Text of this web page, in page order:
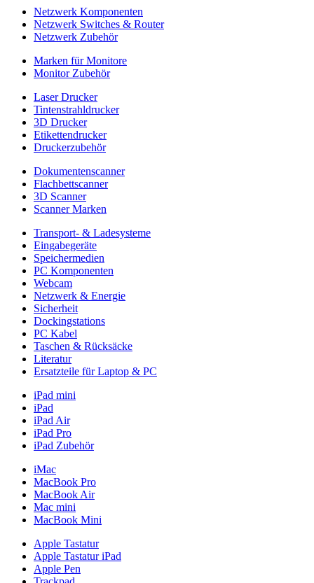
Netzwerk Komponenten
Netzwerk Switches & Router
Netzwerk Zubehör
Marken für Monitore
Monitor Zubehör
Laser Drucker
Tintenstrahldrucker
3D Drucker
Etikettendrucker
Druckerzubehör
Dokumentenscanner
Flachbettscanner
3D Scanner
Scanner Marken
Transport- & Ladesysteme
Eingabegeräte
Speichermedien
PC Komponenten
Webcam
Netzwerk & Energie
Sicherheit
Dockingstations
PC Kabel
Taschen & Rücksäcke
Literatur
Ersatzteile für Laptop & PC
iPad mini
iPad
iPad Air
iPad Pro
iPad Zubehör
iMac
MacBook Pro
MacBook Air
Mac mini
MacBook Mini
Apple Tastatur
Apple Tastatur iPad
Apple Pen